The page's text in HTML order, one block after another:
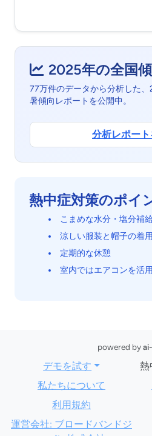
2025年の全国
77万件のデータから分析した
暑傾向レポートを公開中。
分析レポー
熱中症対策のポイ
こまめな水分・塩分補給
涼しい服装と帽子の着用
定期的な休憩
室内ではエアコンを活用
powered by
デモを試す
熱
私たちについて
利用規約
運営会社: ブロードバンドジ